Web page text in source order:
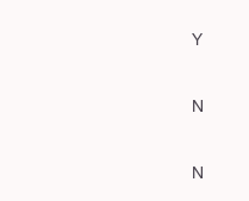
Y
N
N